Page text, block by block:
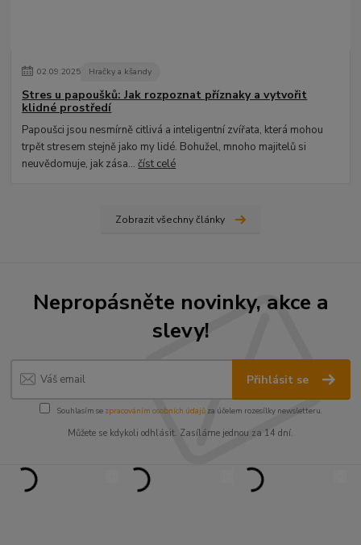
02.09.2025 Hračky a kšandy
Stres u papoušků: Jak rozpoznat příznaky a vytvořit
klidné prostředí
Papoušci jsou nesmírně citlivá a inteligentní zvířata, která mohou
trpět stresem stejně jako my lidé. Bohužel, mnoho majitelů si
neuvědomuje, jak zása...číst celé
Zobrazit všechny články
Nepropásněte novinky, akce a
slevy!
Přihlásit se
Souhlasím se zpracováním osobních údajůza účelem rozesílky newsletteru.
Můžete se kdykoli odhlásit. Zasíláme jednou za 14 dní.